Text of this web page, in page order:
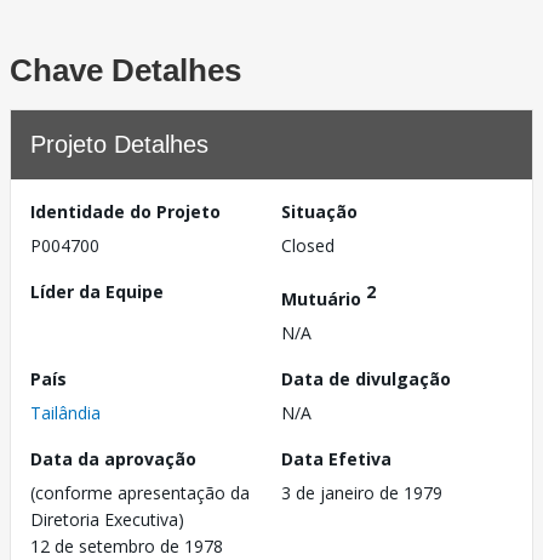
Chave Detalhes
Projeto Detalhes
Identidade do Projeto
P004700
Situação
Closed
Líder da Equipe
Mutuário 2
N/A
País
Tailândia
Data de divulgação
N/A
Data da aprovação
(conforme apresentação da
Diretoria Executiva)
12 de setembro de 1978
Data Efetiva
3 de janeiro de 1979